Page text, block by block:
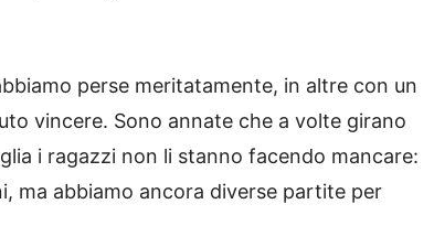
perse meritatamente, in altre con un
vincere. Sono annate che a volte girano
i ragazzi non li stanno facendo mancare:
ma abbiamo ancora diverse partite per